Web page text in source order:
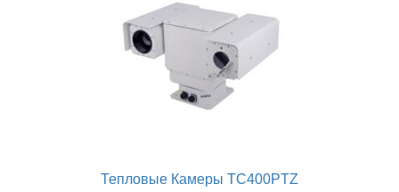
Тепловые Камеры TC400PTZ